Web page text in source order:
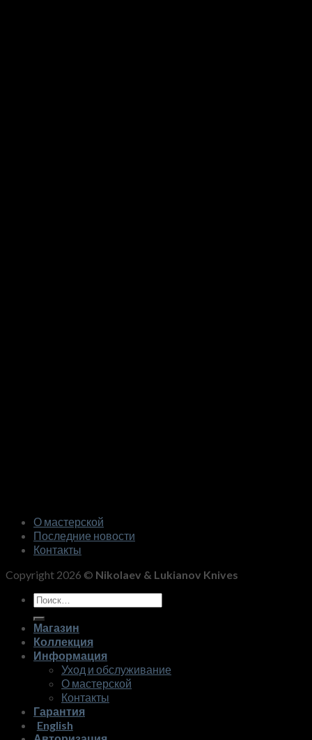
О мастерской
Последние новости
Контакты
Copyright 2026 © Nikolaev & Lukianov Knives
Искать:
Магазин
Коллекция
Информация
Уход и обслуживание
О мастерской
Контакты
Гарантия
English